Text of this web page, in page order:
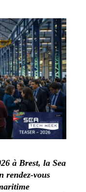
à Brest, la Sea
rendez-vous